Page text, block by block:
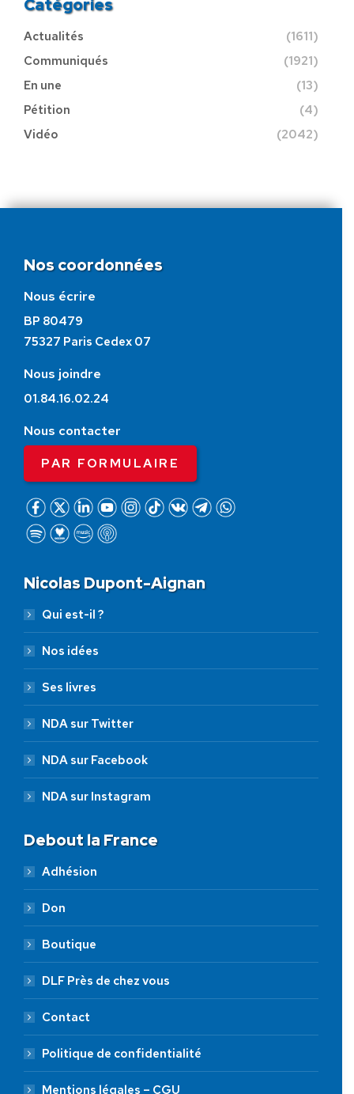
Catégories
Actualités
(1611)
Communiqués
(1921)
En une
(13)
Pétition
(4)
Vidéo
(2042)
Nos coordonnées
Nous écrire
BP 80479
75327 Paris Cedex 07
Nous joindre
01.84.16.02.24
Nous contacter
PAR FORMULAIRE
Nicolas Dupont-Aignan
Qui est-il ?
Nos idées
Ses livres
NDA sur Twitter
NDA sur Facebook
NDA sur Instagram
Debout la France
Adhésion
Don
Boutique
DLF Près de chez vous
Contact
Politique de confidentialité
Mentions légales – CGU